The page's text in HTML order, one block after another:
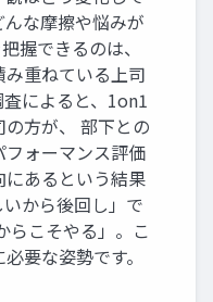
な摩擦や悩みが
握できるのは、
重ねている上司
によると、1on1
方が、 部下との
ォーマンス評価
あるという結果
から後回し」で
らこそやる」。こ
要な姿勢です。